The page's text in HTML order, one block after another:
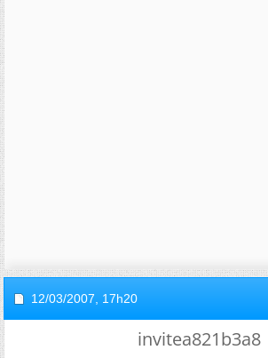
12/03/2007, 17h20
invitea821b3a8